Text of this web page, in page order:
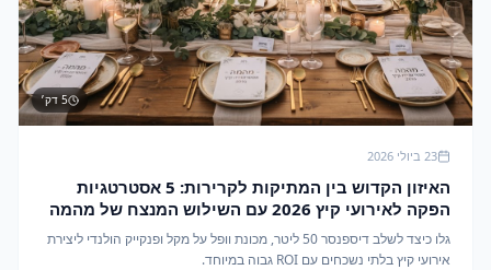
5דק׳
23 ביולי 2026
האיזון הקדוש בין המתיקות לקרירות: 5 אסטרטגיות
הפקה לאירועי קיץ 2026 עם השילוש המנצח של מהמה
גלו כיצד לשלב דיספנסר 50 ליטר, מכונת וופל על מקל ופנקייק הולנדי ליצירת
אירועי קיץ בלתי נשכחים עם ROI גבוה במיוחד.